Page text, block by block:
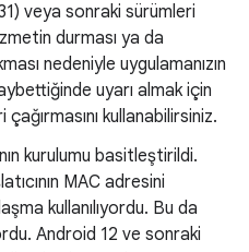
veya sonraki sürümleri
durması ya da
nedeniyle uygulamanızın
uyarı almak için
çağırmasını kullanabilirsiniz.
kurulumu basitleştirildi.
MAC adresini
kullanılıyordu. Bu da
Android 12 ve sonraki